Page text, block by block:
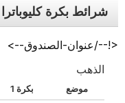
شرائط بكرة كليوباترا
<!--/عنوان-الصندوق-->
الذهب
موضع بكرة 1